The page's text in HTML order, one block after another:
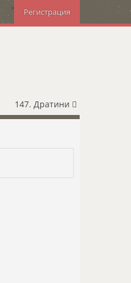
Регистрация
147. Дратини